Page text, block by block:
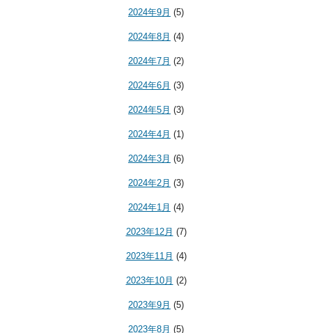
2024年9月 (5)
2024年8月 (4)
2024年7月 (2)
2024年6月 (3)
2024年5月 (3)
2024年4月 (1)
2024年3月 (6)
2024年2月 (3)
2024年1月 (4)
2023年12月 (7)
2023年11月 (4)
2023年10月 (2)
2023年9月 (5)
2023年8月 (5)